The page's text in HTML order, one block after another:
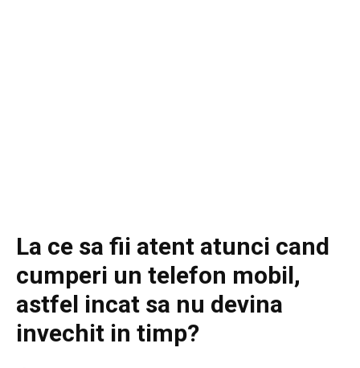
La ce sa fii atent atunci cand
cumperi un telefon mobil,
astfel incat sa nu devina
invechit in timp?